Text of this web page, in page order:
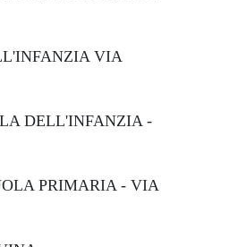
VIA
DELL'INFANZIA -
PRIMARIA - VIA